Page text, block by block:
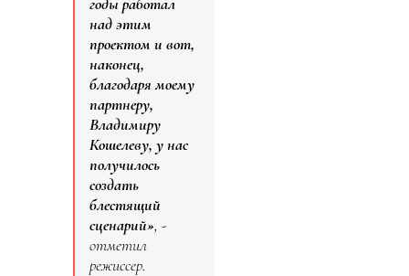
над этим
проектом и вот,
наконец,
благодаря моему
партнеру,
Владимиру
Кошелеву, у нас
получилось
создать
блестящий
сценарий», -
отметил
режиссер.